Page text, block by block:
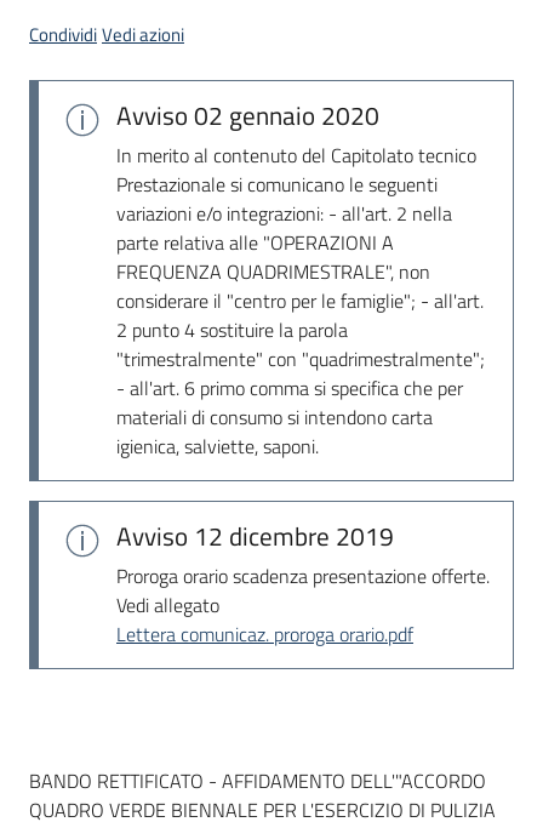
CondividiVedi azioni
Avviso02 gennaio 2020
In merito al contenuto del Capitolato tecnico
Prestazionale si comunicano le seguenti
variazioni e/o integrazioni: - all'art. 2 nella
parte relativa alle "OPERAZIONI A
FREQUENZA QUADRIMESTRALE", non
considerare il "centro per le famiglie"; - all'art.
2 punto 4 sostituire la parola
"trimestralmente" con "quadrimestralmente";
- all'art. 6 primo comma si specifica che per
materiali di consumo si intendono carta
igienica, salviette, saponi.
Avviso 12 dicembre 2019
Proroga orario scadenza presentazione offerte.
Vedi allegato
Lettera comunicaz. proroga orario.pdf
Dati del bando
BANDO RETTIFICATO - AFFIDAMENTO DELL'"ACCORDO
QUADRO VERDE BIENNALE PER L'ESERCIZIO DI PULIZIA